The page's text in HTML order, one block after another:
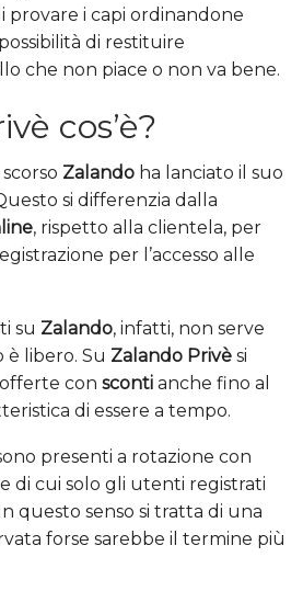
provare i capi ordinandone
di restituire
che non piace o non va bene.
cos’è?
Zalando ha lanciato il suo
si differenzia dalla
, rispetto alla clientela, per
per l’accesso alle
su Zalando, infatti, non serve
è libero. Su Zalando Privè si
con sconti anche fino al
di essere a tempo.
presenti a rotazione con
di cui solo gli utenti registrati
questo senso si tratta di una
forse sarebbe il termine più